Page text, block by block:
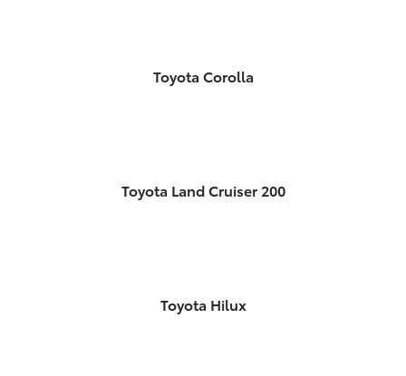
Toyota Corolla
Toyota Land Cruiser 200
Toyota Hilux